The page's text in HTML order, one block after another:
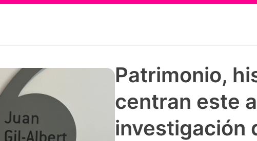
Patrimonio,
centran este
investigación